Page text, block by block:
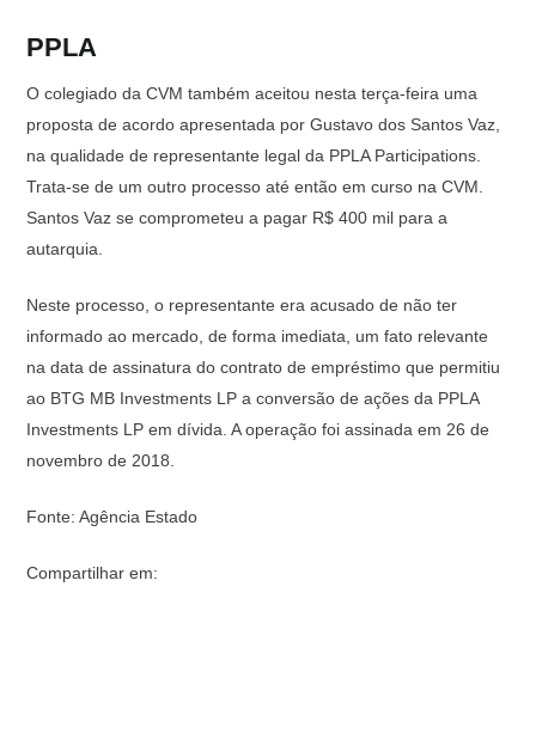
PPLA
O colegiado da CVM também aceitou nesta terça-feira uma
proposta de acordo apresentada por Gustavo dos Santos Vaz,
na qualidade de representante legal da PPLA Participations.
Trata-se de um outro processo até então em curso na CVM.
Santos Vaz se comprometeu a pagar R$ 400 mil para a
autarquia.
Neste processo, o representante era acusado de não ter
informado ao mercado, de forma imediata, um fato relevante
na data de assinatura do contrato de empréstimo que permitiu
ao BTG MB Investments LP a conversão de ações da PPLA
Investments LP em dívida. A operação foi assinada em 26 de
novembro de 2018.
Fonte: Agência Estado
Compartilhar em: